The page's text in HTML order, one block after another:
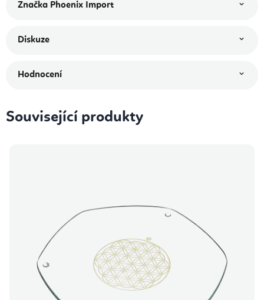
Značka Phoenix Import
Diskuze
Hodnocení
Související produkty